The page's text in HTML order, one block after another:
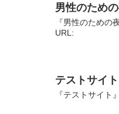
男性のため
『男性のための
URL:
テストサイト
『テストサイ